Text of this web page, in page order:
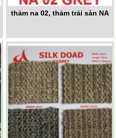
thảm na 02, thảm trải sàn NA